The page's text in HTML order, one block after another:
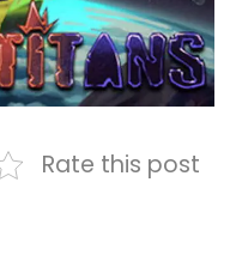
Rate this post